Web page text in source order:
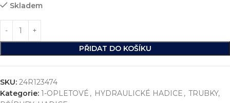
Skladem
PŘIDAT DO KOŠÍKU
SKU: 24R123474
Kategorie: 1-OPLETOVÉ , HYDRAULICKÉ HADICE , TRUBKY,